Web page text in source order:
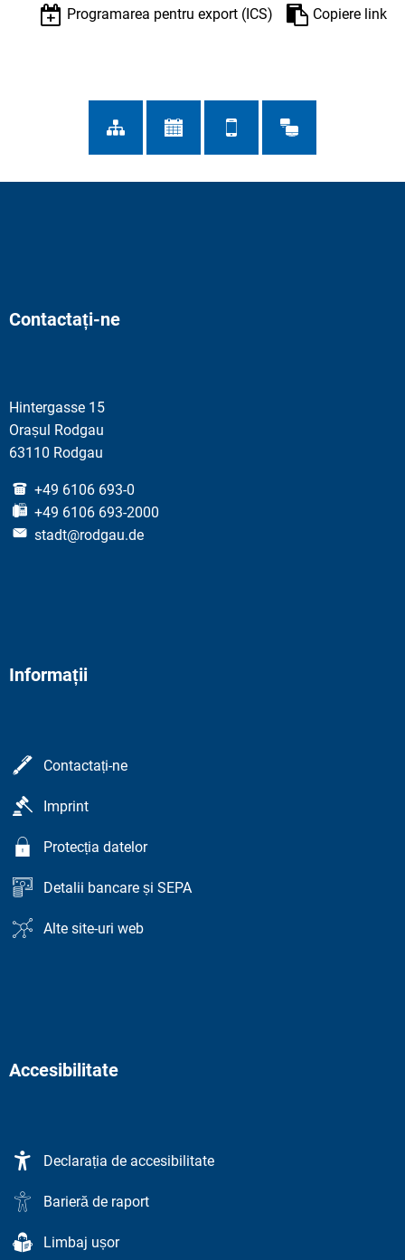
Programarea pentru export (ICS)
Copiere link
Contactați-ne
Hintergasse 15
Orașul Rodgau
63110 Rodgau
+49 6106 693-0
+49 6106 693-2000
stadt@rodgau.de
Informații
Contactați-ne
Imprint
Protecția datelor
Detalii bancare și SEPA
Alte site-uri web
Accesibilitate
Declarația de accesibilitate
Barieră de raport
Limbaj ușor